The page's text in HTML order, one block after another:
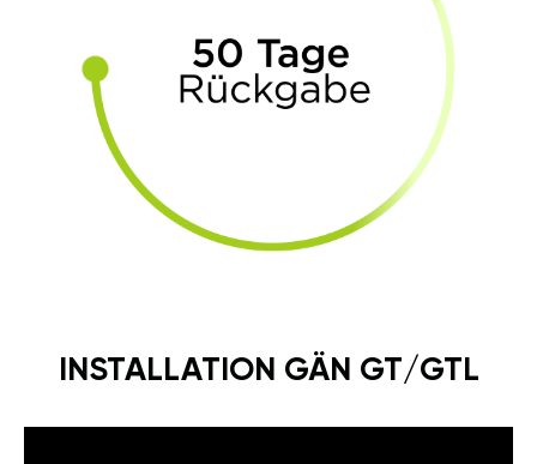
INSTALLATION GÄN GT/GTL